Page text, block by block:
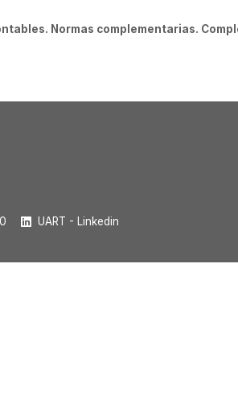
Normas complementarias.
UART - Linkedin